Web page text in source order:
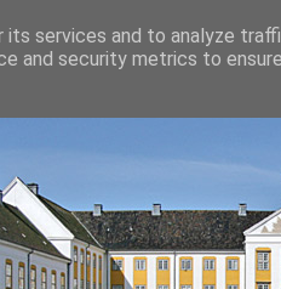
services and to analyze
and security metrics to